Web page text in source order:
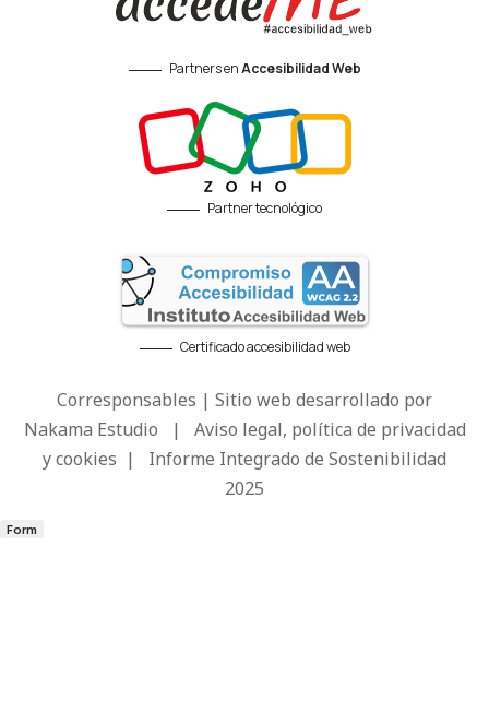
Partners enAccesibilidad Web
Partner tecnológico
Certificado accesibilidad web
Corresponsables | Sitio web desarrollado por
Nakama Estudio | Aviso legal, política de privacidad
y cookies | Informe Integrado de Sostenibilidad
2025
Form